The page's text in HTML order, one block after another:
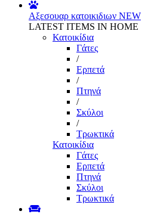
Αξεσουαρ κατοικιδιων NEW
LATEST ITEMS IN HOME
Κατοικίδια
Γάτες
/
Ερπετά
/
Πτηνά
/
Σκύλοι
/
Τρωκτικά
Κατοικίδια
Γάτες
Ερπετά
Πτηνά
Σκύλοι
Τρωκτικά